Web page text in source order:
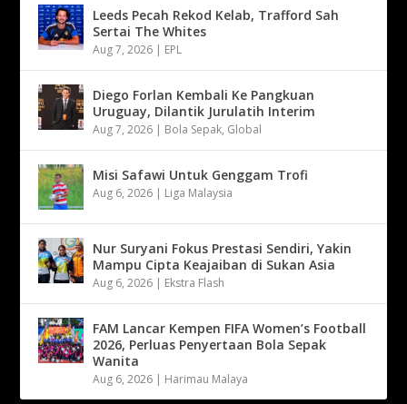
Leeds Pecah Rekod Kelab, Trafford Sah
Sertai The Whites
Aug 7, 2026 | EPL
Diego Forlan Kembali Ke Pangkuan
Uruguay, Dilantik Jurulatih Interim
Aug 7, 2026 | Bola Sepak, Global
Misi Safawi Untuk Genggam Trofi
Aug 6, 2026 | Liga Malaysia
Nur Suryani Fokus Prestasi Sendiri, Yakin
Mampu Cipta Keajaiban di Sukan Asia
Aug 6, 2026 | Ekstra Flash
FAM Lancar Kempen FIFA Women’s Football
2026, Perluas Penyertaan Bola Sepak
Wanita
Aug 6, 2026 | Harimau Malaya